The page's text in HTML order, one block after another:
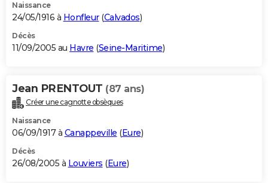
Naissance
24/05/1916 à Honfleur(Calvados)
Décès
11/09/2005 au Havre (Seine-Maritime)
Jean PRENTOUT (87 ans)
Créer une cagnotte obsèques
Naissance
06/09/1917 à Canappeville (Eure)
Décès
26/08/2005 à Louviers (Eure)